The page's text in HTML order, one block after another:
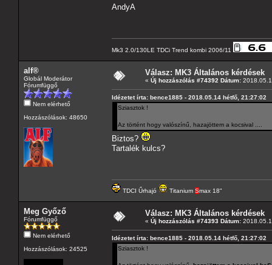
AndyA
Mk3 2.0/130LE TDCi Trend kombi 2006/11
alf®
Globál Moderátor
Fórumfüggő
Nem elérhető
Hozzászólások: 48650
Válasz: MK3 Általános kérdések
« Új hozzászólás #74392 Dátum:
Idézetet írta: bence1885 - 2018.05.14 hétfő, 21:27:02
Sziasztok !
Az történt hogy valószínű, hazajöttem a kocsival ....
Biztos?
Tartalék kulcs?
TDCI Űrhajó Titanium Smax 18"
Meg Győző
Fórumfüggő
Nem elérhető
Hozzászólások: 24525
Válasz: MK3 Általános kérdések
« Új hozzászólás #74393 Dátum:
Idézetet írta: bence1885 - 2018.05.14 hétfő, 21:27:02
Sziasztok !